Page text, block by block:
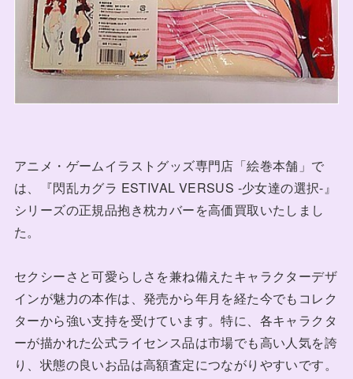
アニメ・ゲームイラストグッズ専門店「絵巻本舗」で
は、『閃乱カグラ ESTIVAL VERSUS -少女達の選択-』
シリーズの正規品抱き枕カバーを高価買取いたしまし
た。
セクシーさと可愛らしさを兼ね備えたキャラクターデザ
インが魅力の本作は、発売から年月を経た今でもコレク
ターから強い支持を受けています。特に、各キャラクタ
ーが描かれた公式ライセンス品は市場でも高い人気を誇
り、状態の良いお品は高額査定につながりやすいです。